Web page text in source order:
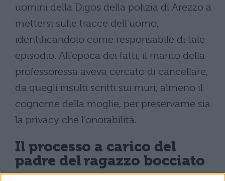
uomini della Digos della polizia di Arezzo a
mettersi sulle tracce dell’uomo,
identificandolo come responsabile di tale
episodio. All’epoca dei fatti, il marito della
professoressa aveva cercato di cancellare,
da quegli insulti scritti sui muri, almeno il
cognome della moglie, per preservarne sia
la privacy che l’onorabilità.
Il processo a carico del
padre del ragazzo bocciato